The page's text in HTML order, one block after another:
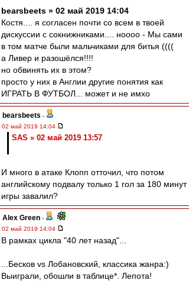
bearsbeets » 02 май 2019 14:04
Костя.... я согласен почти со всем в твоей
дискуссии с сокнижниками.... ноооо - Мы сами
в том матче были мальчиками для битья ((((
а Ливер и разошёлся!!!!
но обвинять их в этом?
просто у них в Англии другие понятия как
ИГРАТЬ В ФУТБОЛ... может и не имхо
bearsbeets -
02 май 2019 14:04
SAS » 02 май 2019 13:57
И много в атаке Клопп отточил, что потом
английскому подвалу только 1 гол за 180 минут
игры завалил?
Alex Green -
02 май 2019 14:04
В рамках цикла "40 лет назад"...
...Бесков vs Лобановский, классика жанра:)
Выиграли, обошли в таблице*. Лепота!